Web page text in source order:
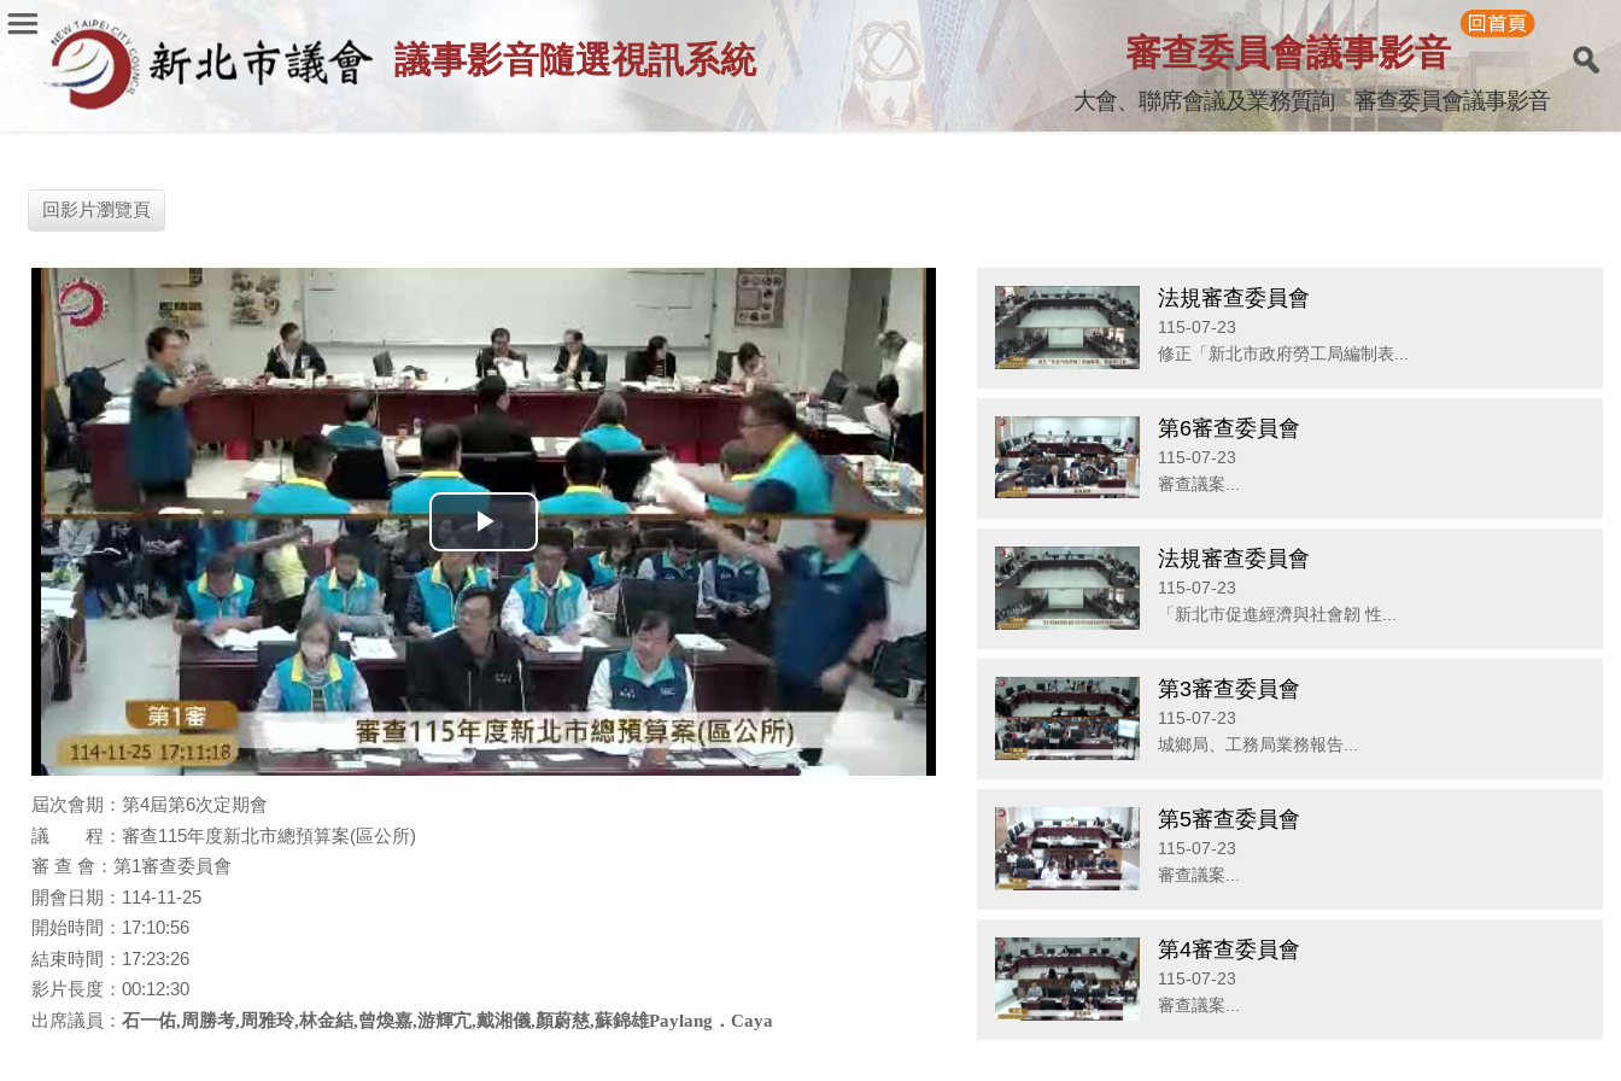
議事影音隨選視訊系統 審查委員會議事影音
大會、聯席會議及業務質詢 審查委員會議事影音
回影片瀏覽頁
Play
Video
屆次會期：第4屆第6次定期會
議 程：審查115年度新北市總預算案(區公所)
審 查 會：第1審查委員會
開會日期：114-11-25
開始時間：17:10:56
結束時間：17:23:26
影片長度：00:12:30
出席議員：石一佑,周勝考,周雅玲,林金結,曾煥嘉,游輝宂,戴湘儀,顏蔚慈,蘇錦雄Paylang．Caya
法規審查委員會
115-07-23
修正「新北市政府勞工局編制表...
第6審查委員會
115-07-23
審查議案...
法規審查委員會
115-07-23
「新北市促進經濟與社會韌 性...
第3審查委員會
115-07-23
城鄉局、工務局業務報告...
第5審查委員會
115-07-23
審查議案...
第4審查委員會
115-07-23
審查議案...